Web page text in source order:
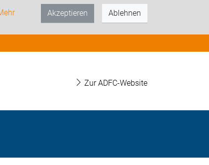
Akzeptieren Ablehnen
Zur ADFC-Website